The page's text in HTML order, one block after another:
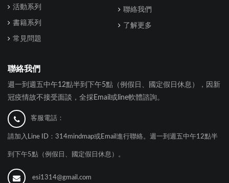
活動系列
書籍系列
常見問題
聯絡我們
了解更多
聯絡我們
週一到週五中午12點半到下午5點（例假日、國定假日休息），因新
冠疫情故不接受面談，全採Email或line軟體諮詢。
客服電話：
請加入Line ID：314mindmap或Email進行聯絡。週一到週五中午12點半
到下午5點（例假日、國定假日休息）。
esi1314@gmail.com